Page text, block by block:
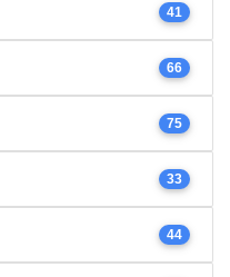
41
66
75
33
44